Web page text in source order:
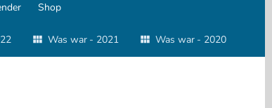
Shop
Was war - 2021 Was war - 2020